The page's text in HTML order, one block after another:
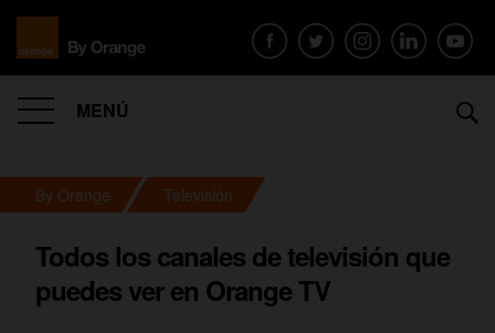
MENÚ
By Orange Televisión
Todos los canales de televisión que
puedes ver en Orange TV